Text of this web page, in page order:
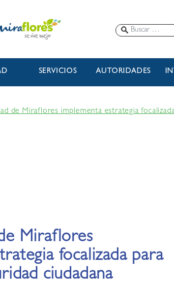
SERVICIOS AUTORIDADES
de Miraflores implementa estrategia
Miraflores
focalizada para
ciudadana